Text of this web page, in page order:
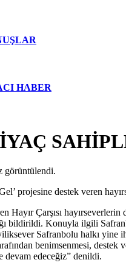
HABER
görüntülendi.
projesine destek veren
Hayır Çarşısı
bildirildi. Konuyla ilgili
Safranbolu halkı yine
benimsenmesi,
devam edeceğiz” denildi.